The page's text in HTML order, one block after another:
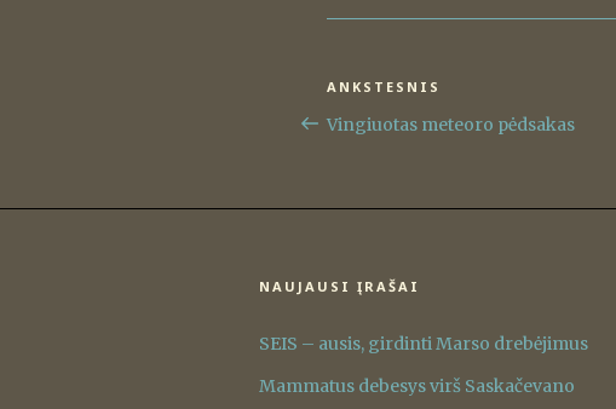
Navigacija
tarp
Ankstesnis
įrašas
ANKSTESNIS
Vingiuotas meteoro pėdsakas
NAUJAUSI ĮRAŠAI
SEIS – ausis, girdinti Marso drebėjimus
Mammatus debesys virš Saskačevano